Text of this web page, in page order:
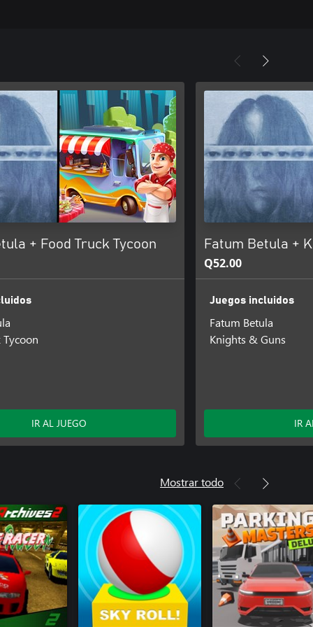
+ Food Truck Tycoon
Tycoon
IR AL JUEGO
Fatum Betula +
Q52.00
Juegos incluidos
Fatum Betula
Knights & Guns
IR
Mostrar todo